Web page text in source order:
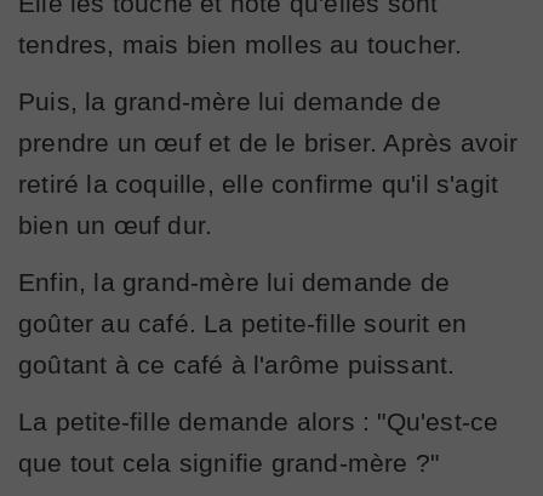
tendres, mais bien molles au toucher.
Puis, la grand-mère lui demande de
prendre un œuf et de le briser. Après avoir
retiré la coquille, elle confirme qu'il s'agit
bien un œuf dur.
Enfin, la grand-mère lui demande de
goûter au café. La petite-fille sourit en
goûtant à ce café à l'arôme puissant.
La petite-fille demande alors : "Qu'est-ce
que tout cela signifie grand-mère ?"